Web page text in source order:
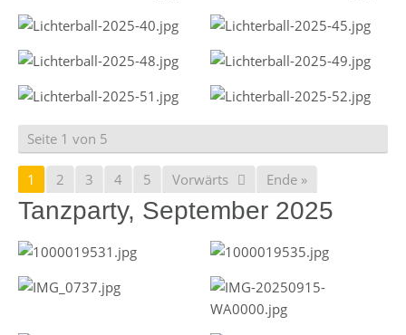
Seite 1 von 5
1 2 3 4 5 Vorwärts Ende »
Tanzparty, September 2025